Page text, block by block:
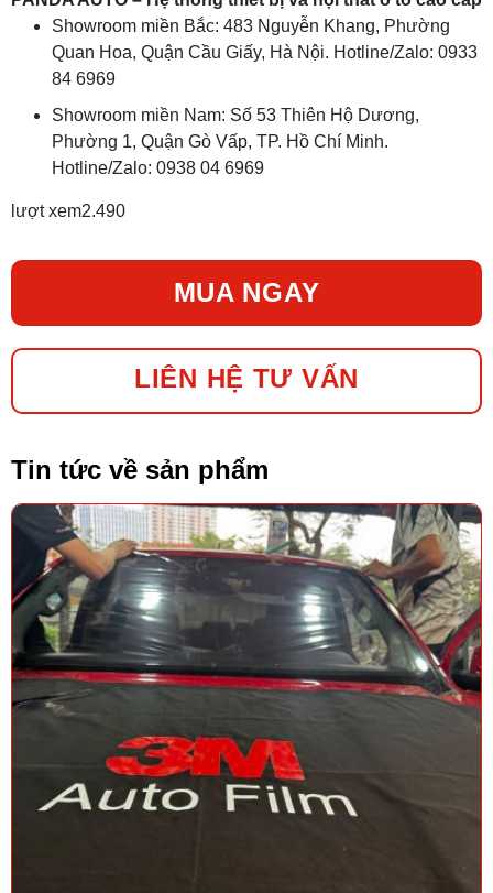
Showroom miền Bắc: 483 Nguyễn Khang, Phường
Quan Hoa, Quận Cầu Giấy, Hà Nội. Hotline/Zalo: 0933
84 6969
Showroom miền Nam: Số 53 Thiên Hộ Dương,
Phường 1, Quận Gò Vấp, TP. Hồ Chí Minh.
Hotline/Zalo: 0938 04 6969
lượt xem2.490
MUA NGAY
LIÊN HỆ TƯ VẤN
Tin tức về sản phẩm